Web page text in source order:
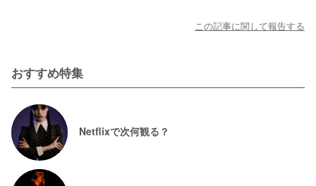
この記事に関して報告する
おすすめ特集
Netflixで次何観る？